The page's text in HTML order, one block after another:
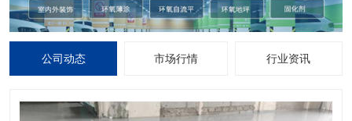
公司动态 市场行情 行业资讯